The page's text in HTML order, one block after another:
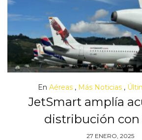
En Aéreas, Más Noticias,
JetSmart amplía
distribución con
27 ENERO, 2025